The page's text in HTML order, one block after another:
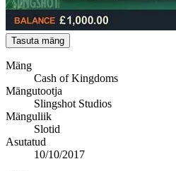
Tasuta mäng
Mäng
Cash of Kingdoms
Mängutootja
Slingshot Studios
Mänguliik
Slotid
Asutatud
10/10/2017